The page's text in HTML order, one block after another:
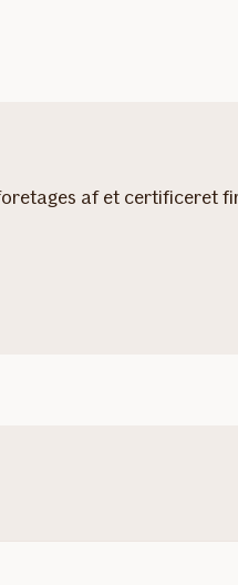
af et certificeret